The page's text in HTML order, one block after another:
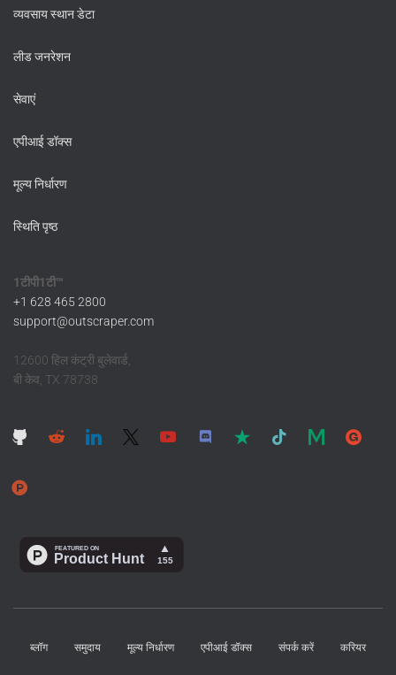
व्यवसाय स्थान डेटा
लीड जनरेशन
सेवाएं
एपीआई डॉक्स
मूल्य निर्धारण
स्थिति पृष्ठ
1टीपी1टी™
+1 628 465 2800
support@outscraper.com
12600 हिल कंट्री बुलेवार्ड,
बी केव, TX 78738
ब्लॉग समुदाय मूल्य निर्धारण एपीआई डॉक्स संपर्क करें करियर